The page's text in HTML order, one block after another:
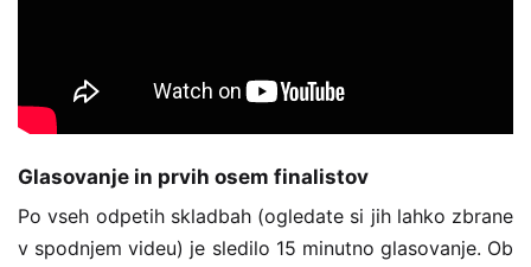
Glasovanje in prvih osem finalistov
Po vseh odpetih skladbah (ogledate si jih lahko zbrane
v spodnjem videu) je sledilo 15 minutno glasovanje. Ob